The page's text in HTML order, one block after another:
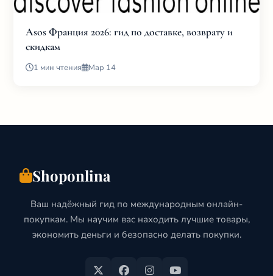
Asos Франция 2026: гид по доставке, возврату и
скидкам
1 мин чтения Мар 14
Shoponlina
Ваш надёжный гид по международным онлайн-
покупкам. Мы научим вас находить лучшие товары,
экономить деньги и безопасно делать покупки.